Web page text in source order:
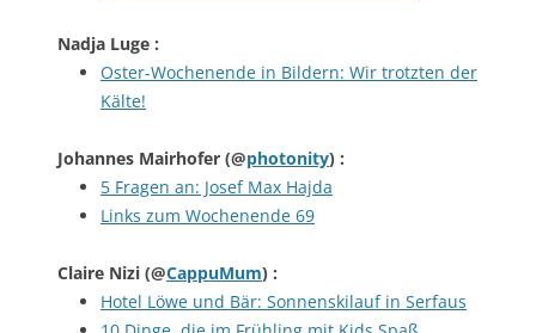
Nadja Luge :
Oster-Wochenende in Bildern: Wir trotzten der
Kälte!
Johannes Mairhofer (@photonity) :
5 Fragen an: Josef Max Hajda
Links zum Wochenende 69
Claire Nizi (@CappuMum) :
Hotel Löwe und Bär: Sonnenskilauf in Serfaus